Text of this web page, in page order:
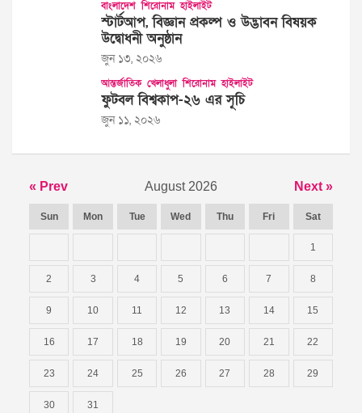
বাংলাদেশ শিরোনাম হাইলাইট
স্টার্টআপ, বিজ্ঞান প্রকল্প ও উদ্ভাবন বিষয়ক
উদ্বোধনী অনুষ্ঠান
জুন ১৩, ২০২৬
আন্তর্জাতিক খেলাধুলা শিরোনাম হাইলাইট
ফুটবল বিশ্বকাপ-২৬ এর সূচি
জুন ১১, ২০২৬
« Prev August 2026 Next »
Sun Mon Tue Wed Thu Fri Sat
1
2 3 4 5 6 7 8
9 10 11 12 13 14 15
16 17 18 19 20 21 22
23 24 25 26 27 28 29
30 31